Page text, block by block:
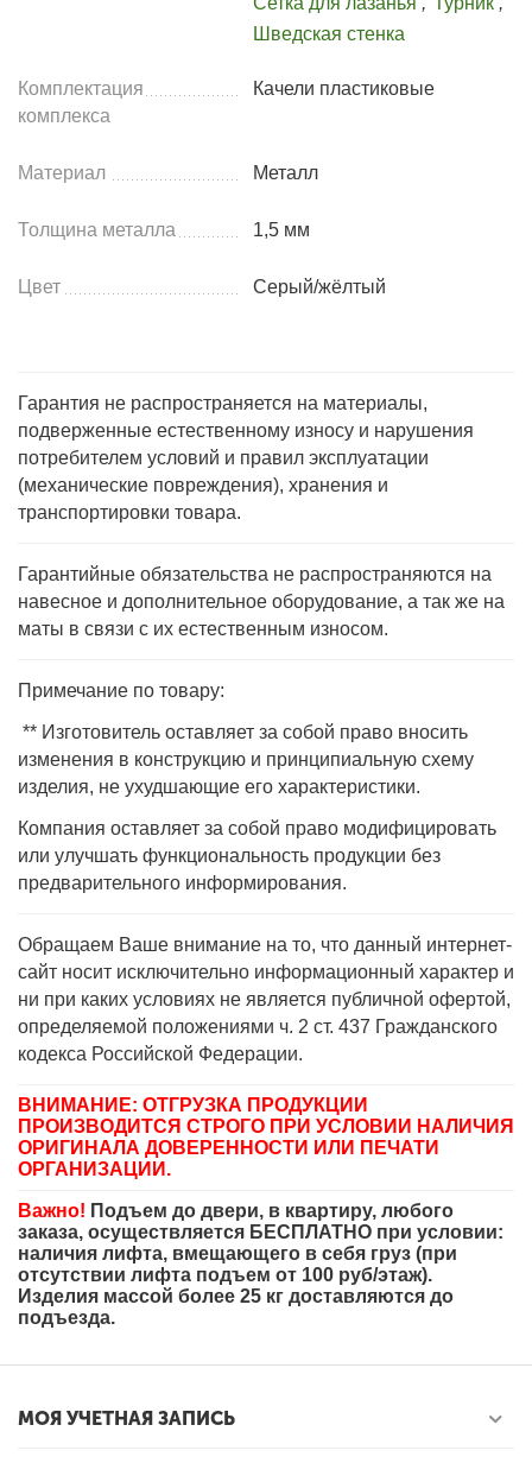
Шведская стенка
Комплектация
комплекса
Качели пластиковые
Материал Металл
Толщина металла 1,5 мм
Цвет Серый/жёлтый
Гарантия не распространяется на материалы,
подверженные естественному износу и нарушения
потребителем условий и правил эксплуатации
(механические повреждения), хранения и
транспортировки товара.
Гарантийные обязательства не распространяются на
навесное и дополнительное оборудование, а так же на
маты в связи с их естественным износом.
Примечание по товару:
** Изготовитель оставляет за собой право вносить
изменения в конструкцию и принципиальную схему
изделия, не ухудшающие его характеристики.
Компания оставляет за собой право модифицировать
или улучшать функциональность продукции без
предварительного информирования.
Обращаем Ваше внимание на то, что данный интернет-
сайт носит исключительно информационный характер и
ни при каких условиях не является публичной офертой,
определяемой положениями ч. 2 ст. 437 Гражданского
кодекса Российской Федерации.
ВНИМАНИЕ: ОТГРУЗКА ПРОДУКЦИИ
ПРОИЗВОДИТСЯ СТРОГО ПРИ УСЛОВИИ НАЛИЧИЯ
ОРИГИНАЛА ДОВЕРЕННОСТИ ИЛИ ПЕЧАТИ
ОРГАНИЗАЦИИ.
Важно! Подъем до двери, в квартиру, любого
заказа, осуществляется БЕСПЛАТНО при условии:
наличия лифта, вмещающего в себя груз (при
отсутствии лифта подъем от 100 руб/этаж).
Изделия массой более 25 кг доставляются до
подъезда.
МОЯ УЧЕТНАЯ ЗАПИСЬ